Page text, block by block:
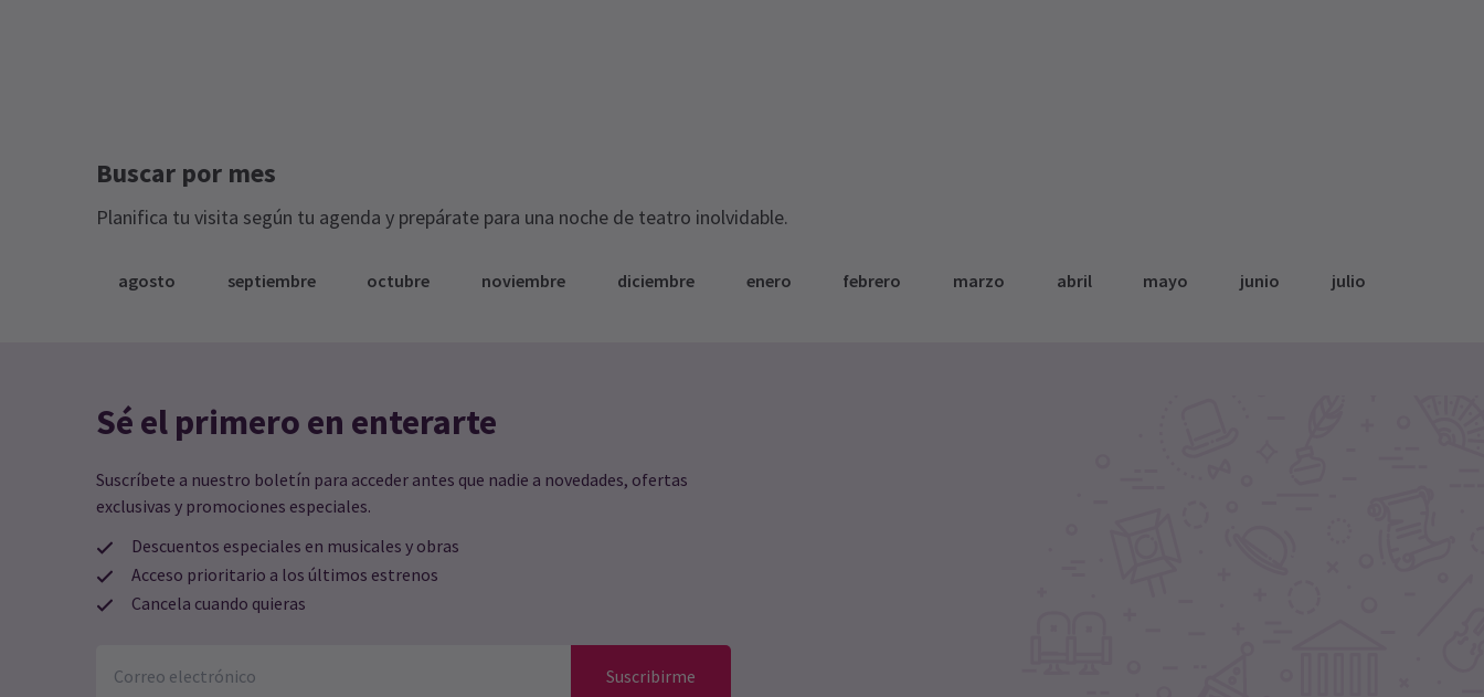
Buscar por mes
Planifica tu visita según tu agenda y prepárate para una noche de teatro inolvidable.
agosto septiembre octubre noviembre diciembre enero febrero marzo abril mayo junio julio
Sé el primero en enterarte
Suscríbete a nuestro boletín para acceder antes que nadie a novedades, ofertas
exclusivas y promociones especiales.
Descuentos especiales en musicales y obras
Acceso prioritario a los últimos estrenos
Cancela cuando quieras
Suscribirme